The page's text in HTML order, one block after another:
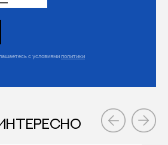
с условиямиполитики